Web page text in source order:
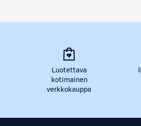
Luotettava
kotimainen
verkkokauppa